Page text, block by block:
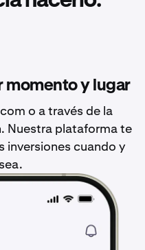
momento y lugar
o a través de la
Nuestra plataforma te
inversiones cuando y